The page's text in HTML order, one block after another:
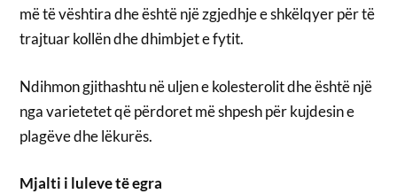
më të vështira dhe është një zgjedhje e shkëlqyer për të
trajtuar kollën dhe dhimbjet e fytit.
Ndihmon gjithashtu në uljen e kolesterolit dhe është një
nga varietetet që përdoret më shpesh për kujdesin e
plagëve dhe lëkurës.
Mjalti i luleve të egra